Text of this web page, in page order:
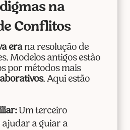
na
Conflitos
erana resolução de
Modelos antigos estão
por métodos mais
. Aqui estão
Um terceiro
a guiar a